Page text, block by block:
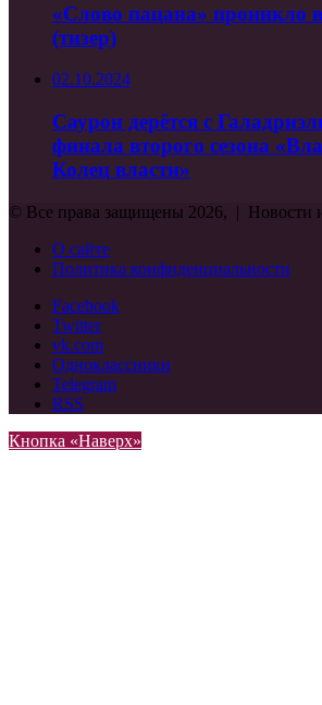
«Слово пацана» проникло
(тизер)
02.10.2024
Саурон дерётся с
финала второго сезона
Колец власти»
© Все права защищены 2026, | Новости
О сайте
Политика конфиденциальности
Facebook
Twitter
vk.com
Одноклассники
Telegram
RSS
Кнопка «Наверх»